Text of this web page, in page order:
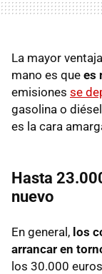
La mayor
mano es que es
emisiones se
gasolina o
es la cara
Hasta
nuevo
En general, los
arrancar en
los 30.000